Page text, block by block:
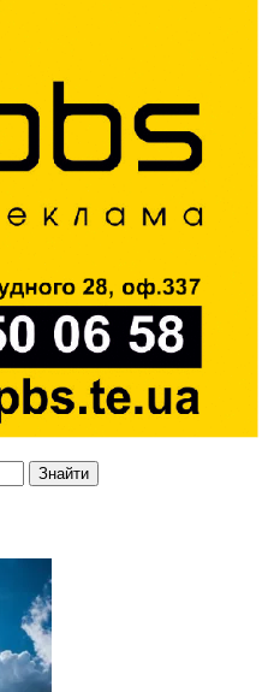
Знайти